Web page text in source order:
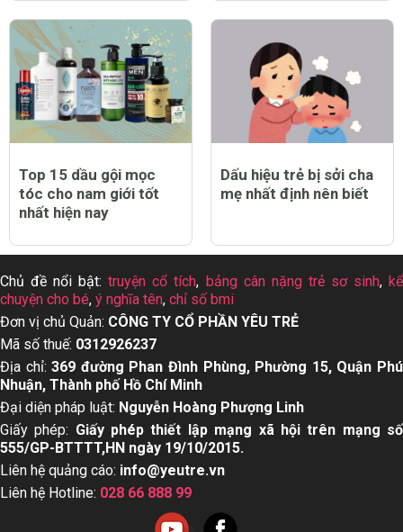
Top 15 dầu gội mọc
tóc cho nam giới tốt
nhất hiện nay
Dấu hiệu trẻ bị sởi cha
mẹ nhất định nên biết
Chủ đề nổi bật:truyện cổ tích, bảng cân nặng trẻ sơ sinh, kể
chuyện cho bé, ý nghĩa tên, chỉ số bmi
Đơn vị chủ Quản: CÔNG TY CỔ PHẦN YÊU TRẺ
Mã số thuế: 0312926237
Địa chỉ:369 đường Phan Đình Phùng, Phường 15, Quận Phú
Nhuận, Thành phố Hồ Chí Minh
Đại diện pháp luật: Nguyễn Hoàng Phượng Linh
Giấy phép: Giấy phép thiết lập mạng xã hội trên mạng số
555/GP-BTTTT,HN ngày 19/10/2015.
Liên hệ quảng cáo: info@yeutre.vn
Liên hệ Hotline: 028 66 888 99